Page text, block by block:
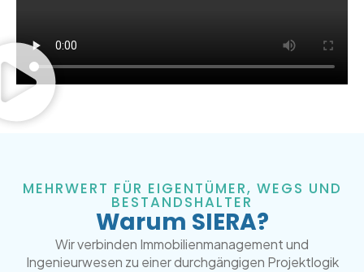
MEHRWERT FÜR EIGENTÜMER, WEGS UND
BESTANDSHALTER
Warum SIERA?
Wir verbinden Immobilienmanagement und
Ingenieurwesen zu einer durchgängigen Projektlogik